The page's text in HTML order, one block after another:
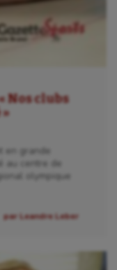
Nos clubs
en grande
au centre de
olympique
par Leandre Leber